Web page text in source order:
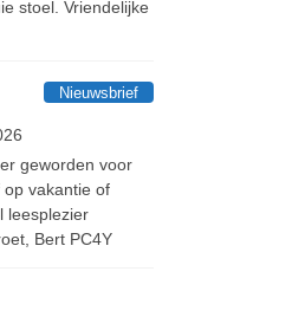
stoel. Vriendelijke
Nieuwsbrief
geworden voor
vakantie of
leesplezier
Bert PC4Y